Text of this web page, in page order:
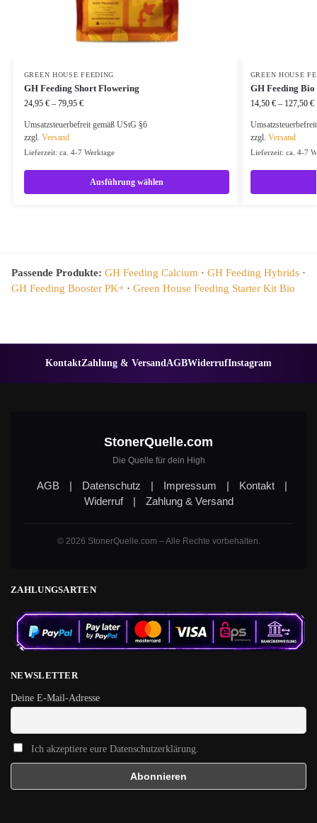
GREEN HOUSE FEEDING
GH Feeding Short Flowering
24,95 € – 79,95 €
Umsatzsteuerbefreit gemäß UStG §6
zzgl. Versand
Lieferzeit: ca. 4-7 Werktage
Ausführung wählen
GREEN HOUSE
GH Feeding
14,50 € – 127,50 €
zzgl. Versand
Lieferzeit: ca. 4-7
Passende Produkte: GH Feeding Calcium · GH Feeding Hybrids ·
GH Feeding Booster PK+ · Green House Feeding Starter Kit Bio
KontaktZahlung & VersandAGBWiderrufInstagram
StonerQuelle.com
Die Quelle für dein High
AGB | Datenschutz | Impressum | Kontakt
|
Widerruf
| Zahlung & Versand
© 2026 StonerQuelle.com – Alle Rechte vorbehalten.
ZAHLUNGSARTEN
NEWSLETTER
Deine E-Mail-Adresse
Ich akzeptiere eure Datenschutzerklärung.